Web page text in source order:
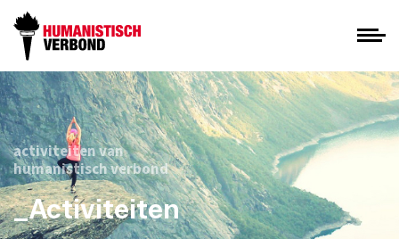
activiteiten van
humanistisch verbond
_Activiteiten